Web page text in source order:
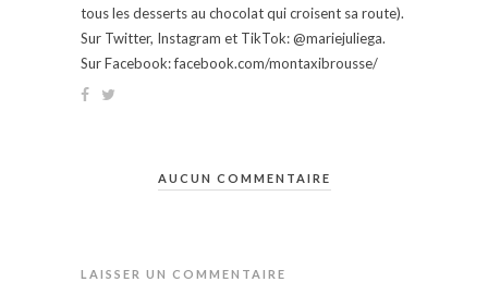
tous les desserts au chocolat qui croisent sa route).
Sur Twitter, Instagram et TikTok: @mariejuliega.
Sur Facebook: facebook.com/montaxibrousse/
AUCUN COMMENTAIRE
LAISSER UN COMMENTAIRE